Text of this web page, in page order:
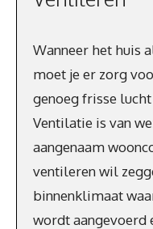
Wanneer het huis
moet je er zorg
genoeg frisse
Ventilatie is van
aangenaam
ventileren wil
binnenklimaat
wordt aangevoerd